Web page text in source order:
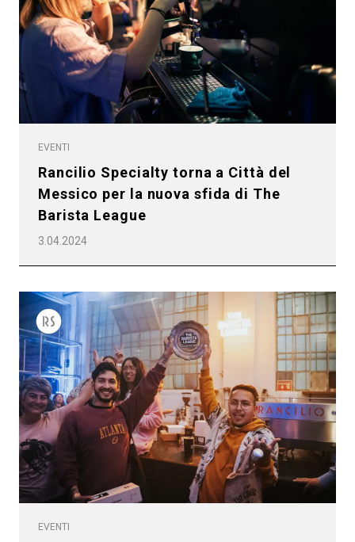
EVENTI
Rancilio Specialty torna a Città del
Messico per la nuova sfida di The
Barista League
3.04.2024
EVENTI
Tutti
Prodotti
Privacy Policy